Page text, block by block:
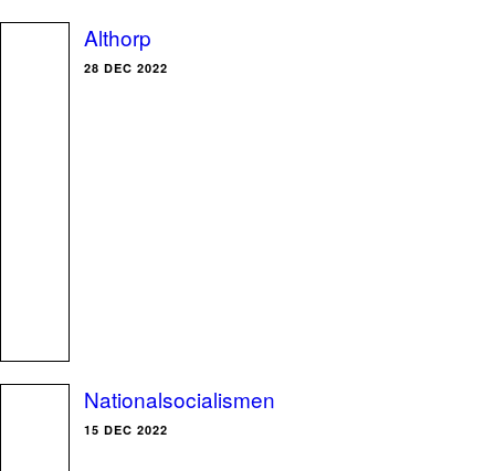
Althorp
28 DEC 2022
Nationalsocialismen
15 DEC 2022